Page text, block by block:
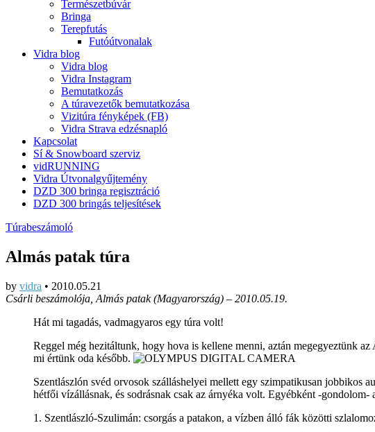
Természetbúvár
Bringa
Terepfutás
Futóútvonalak
Vidra blog
Vidra blog
Vidra Instagram
Bemutatkozás
A túravezetők bemutatkozása
Vizitúra fényképek (FB)
Vidra Strava edzésnapló
Kapcsolat
Sí & Snowboard szerviz
vidRUNNING
Vidra Útvonalgyűjtemény
DZD 300 bringa regisztráció
DZD 300 bringás teljesítések
Túrabeszámoló
Almás patak túra
by vidra • 2010.05.21
Csárli beszámolója, Almás patak (Magyarország) – 2010.05.19.
Hát mi tagadás, vadmagyaros egy túra volt!
Reggel még hezitáltunk, hogy hova is kellene menni, aztán megegyeztünk
mi értünk oda később.
Szentlászlón svéd orvosok szálláshelyei mellett egy szimpatikusan jobbikos
hétfői vízállásnak, és sodrásnak csak az árnyéka volt. Egyébként -
1. Szentlászló-Szulimán: csorgás a patakon, a vízben álló fák közötti